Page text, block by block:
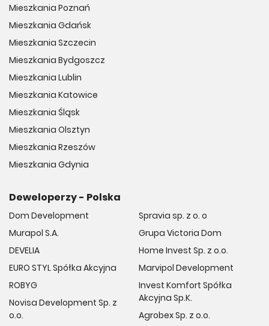
Mieszkania Poznań
Mieszkania Gdańsk
Mieszkania Szczecin
Mieszkania Bydgoszcz
Mieszkania Lublin
Mieszkania Katowice
Mieszkania Śląsk
Mieszkania Olsztyn
Mieszkania Rzeszów
Mieszkania Gdynia
Deweloperzy - Polska
Dom Development
Murapol S.A.
DEVELIA
EURO STYL Spółka Akcyjna
ROBYG
Novisa Development Sp. z
o.o.
Spravia sp. z o. o
Grupa Victoria Dom
Home Invest Sp. z o.o.
Marvipol Development
Invest Komfort Spółka
Akcyjna Sp.K.
Agrobex Sp. z o.o.